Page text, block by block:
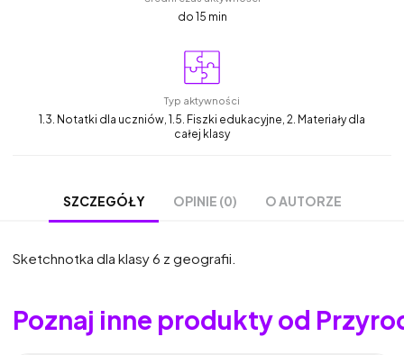
do 15 min
Typ aktywności
1.3. Notatki dla uczniów, 1.5. Fiszki edukacyjne, 2. Materiały dla
całej klasy
SZCZEGÓŁY OPINIE (0) O AUTORZE
Sketchnotka dla klasy 6 z geografii.
Poznaj inne produkty od